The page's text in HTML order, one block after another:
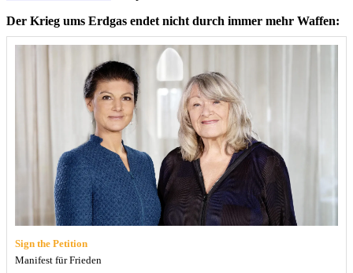
Der Krieg ums Erdgas endet nicht durch immer mehr Waffen:
Sign the Petition
Manifest für Frieden